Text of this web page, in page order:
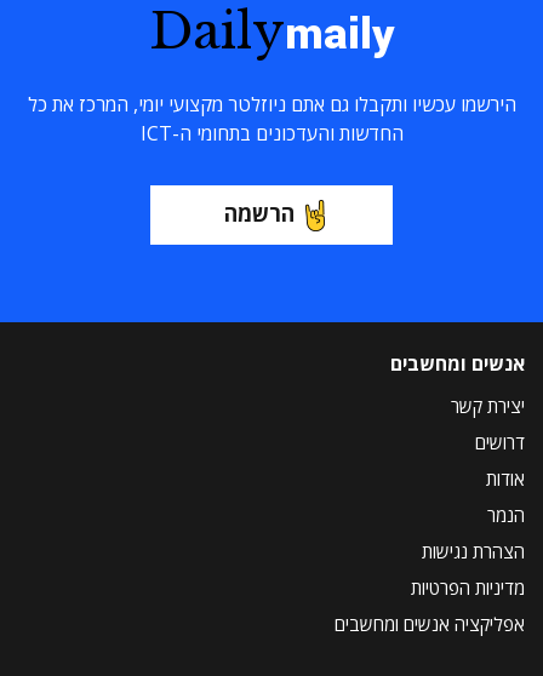
Dailymaily
הירשמו עכשיו ותקבלו גם אתם ניוזלטר מקצועי יומי, המרכז את כל
החדשות והעדכונים בתחומי ה-ICT
הרשמה
אנשים ומחשבים
יצירת קשר
דרושים
אודות
הנמר
הצהרת נגישות
מדיניות הפרטיות
אפליקציה אנשים ומחשבים